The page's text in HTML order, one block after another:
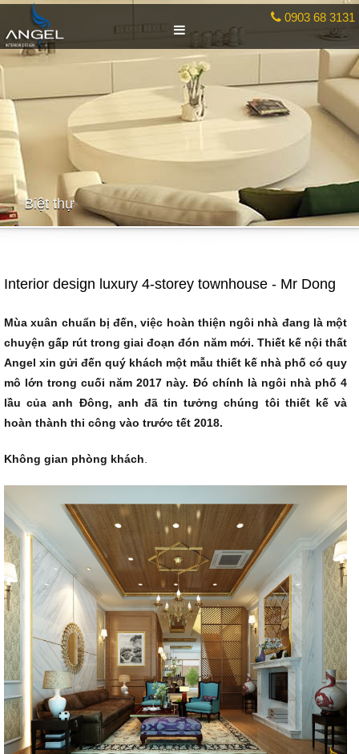
0903 68 3131
Biệt thự
Interior design luxury 4-storey townhouse - Mr Dong
Mùa xuân chuẩn bị đến, việc hoàn thiện ngôi nhà đang là một
chuyện gấp rút trong giai đoạn đón năm mới. Thiết kế nội thất
Angel xin gửi đến quý khách một mẫu thiết kế nhà phố có quy
mô lớn trong cuối năm 2017 này. Đó chính là ngôi nhà phố 4
lầu của anh Đông, anh đã tin tưởng chúng tôi thiết kế và
hoàn thành thi công vào trước tết 2018.
Không gian phòng khách